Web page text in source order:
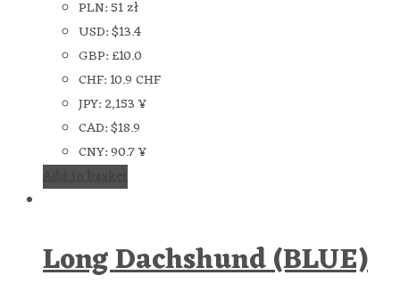
PLN:51 zł
USD:$13.4
GBP:£10.0
CHF:10.9 CHF
JPY:2,153 ¥
CAD:$18.9
CNY:90.7 ¥
Long Dachshund (BLUE)